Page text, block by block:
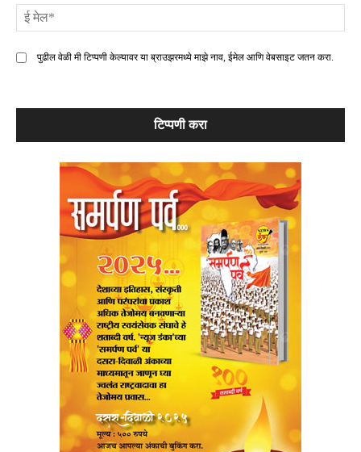
पुढील वेळी मी टिप्पणी केल्यावर या ब्राउझरमध्ये माझे नाव, ईमेल आणि वेबसाइट जतन करा.